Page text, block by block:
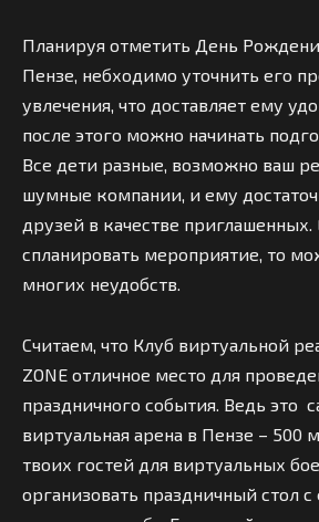
Планируя отметить День
Пензе, небходимо уточнить его
увлечения, что доставляет ему
после этого можно начинать
Все дети разные, возможно ваш
шумные компании, и ему
друзей в качестве приглашенных.
спланировать мероприятие, то
многих неудобств.
Считаем, что Клуб виртуальной
ZONE отличное место для
праздничного события. Ведь это
виртуальная арена в Пензе – 500
твоих гостей для виртуальных
организовать праздничный стол